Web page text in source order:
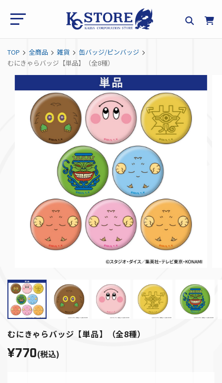
TOP 全商品 雑貨
缶バッジ/ピンバッジ
むにきゃらバッジ【単品】（全8種）
むにきゃらバッジ【単品】（全8種）
¥770(税込)